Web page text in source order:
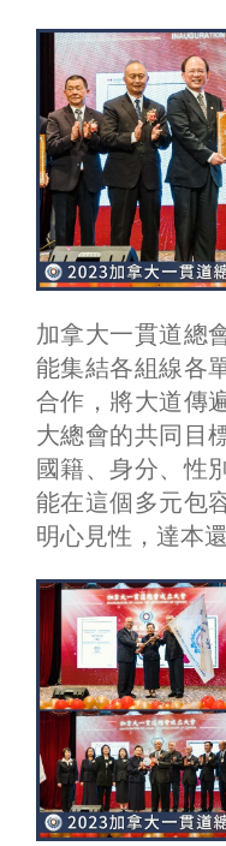
加拿大一貫道總
能集結各組線各
合作，將大道傳
大總會的共同目
國籍、身分、性
能在這個多元包
明心見性，達本還